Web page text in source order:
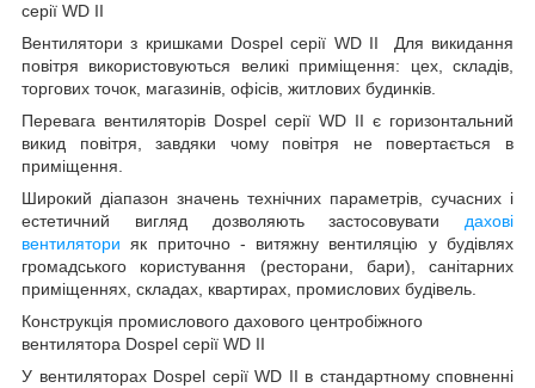
серії WD II
Вентилятори з кришками Dospel серії WD II Для викидання
повітря використовуються великі приміщення: цех, складів,
торгових точок, магазинів, офісів, житлових будинків.
Перевага вентиляторів Dospel серії WD II є горизонтальний
викид повітря, завдяки чому повітря не повертається в
приміщення.
Широкий діапазон значень технічних параметрів, сучасних і
естетичний вигляд дозволяють застосовувати дахові
вентилятори як приточно - витяжну вентиляцію у будівлях
громадського користування (ресторани, бари), санітарних
приміщеннях, складах, квартирах, промислових будівель.
Конструкція промислового дахового центробіжного
вентилятора Dospel серії WD II
У вентиляторах Dospel серії WD II в стандартному сповненні